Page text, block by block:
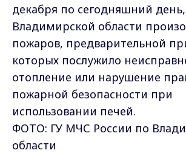
декабря по сегодняшний
Владимирской области
пожаров, предварительной
которых послужило
отопление или нарушение
пожарной безопасности при
использовании печей.
ФОТО: ГУ МЧС России по
области